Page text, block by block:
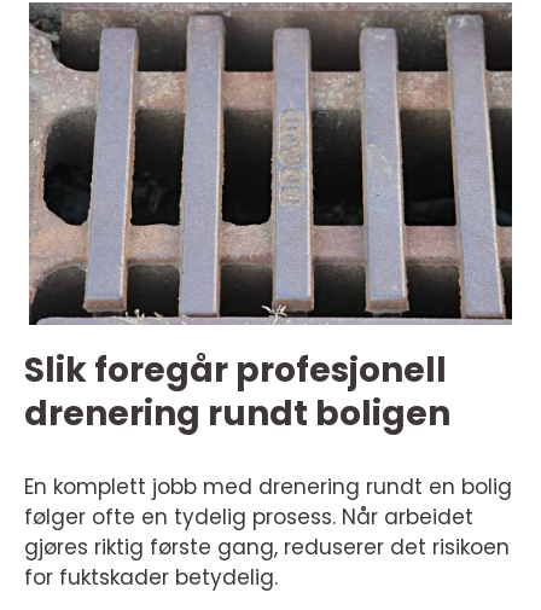
Slik foregår profesjonell
drenering rundt boligen
En komplett jobb med drenering rundt en bolig
følger ofte en tydelig prosess. Når arbeidet
gjøres riktig første gang, reduserer det risikoen
for fuktskader betydelig.